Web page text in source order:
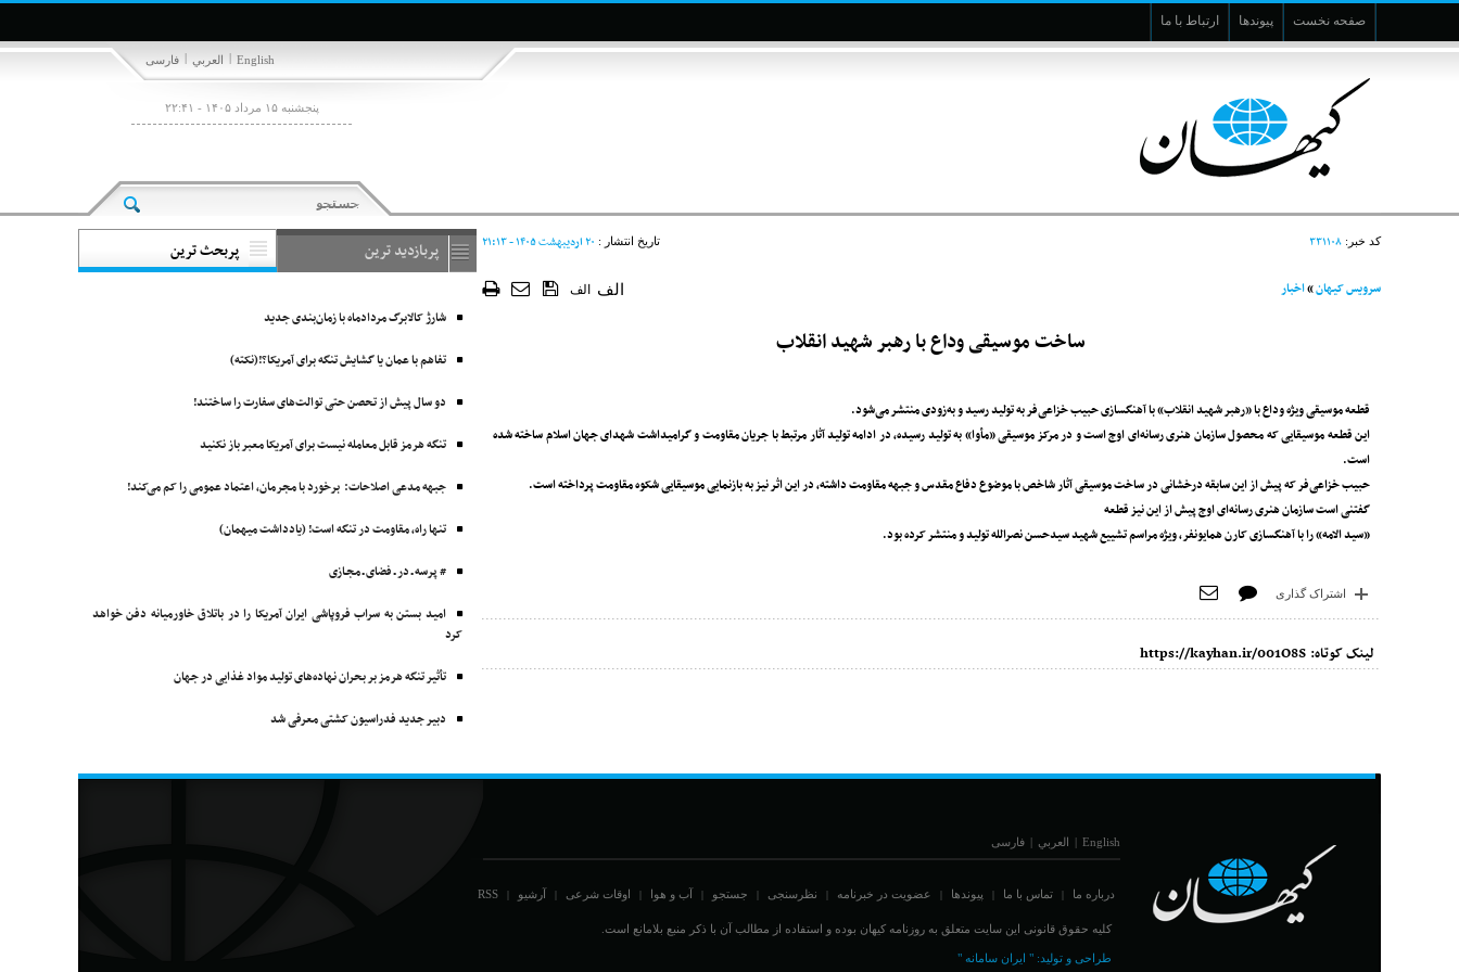
صفحه نخست پیوندها ارتباط با ما
فارسی | العربي | English
پنجشنبه ۱۵ مرداد ۱۴۰۵ - ۲۲:۴۱
کد خبر: ۳۳۱۱۰۸ تاریخ انتشار : ۲۰ ارديبهشت ۱۴۰۵ - ۲۱:۱۳
سرویس کیهان»اخبار الف الف
ساخت موسیقی وداع با رهبر شهید انقلاب
قطعه موسیقی ویژه وداع با «رهبر شهید انقلاب» با آهنگسازی حبیب خزاعی‌فر به تولید رسید و به‌زودی منتشر می‌شود.
این قطعه موسیقایی که محصول سازمان هنری رسانه‌ای اوج است و در مرکز موسیقی «مأوا» به تولید رسیده، در ادامه تولید آثار مرتبط با جریان مقاومت و گرامیداشت شهدای جهان اسلام ساخته شده
است.
حبیب خزاعی‌فر که پیش از این سابقه درخشانی در ساخت موسیقی آثار شاخص با موضوع دفاع مقدس و جبهه مقاومت داشته، در این اثر نیز به بازنمایی موسیقایی شکوه مقاومت پرداخته است.
گفتنی است سازمان هنری رسانه‌ای اوج پیش از این نیز قطعه
«سید الامه» را با آهنگسازی کارن همایونفر، ویژه مراسم تشییع شهید سیدحسن نصرالله تولید و منتشر کرده بود.
اشتراک گذاری
لینک کوتاه: https://kayhan.ir/001O8S
پربازدید ترین پربحث ترین
شارژ کالابرگ مردادماه با زمان‌بندی جدید
تفاهم با عمان یا گشایش تنگه برای آمریکا؟!(نکته)
دو سال پیش از تحصن حتی توالت‌های سفارت را ساختند!
تنگه هرمز قابل معامله نیست برای آمریکا معبر باز نکنید
جبهه مدعی اصلاحات: برخورد با مجرمان، اعتماد عمومی را کم می‌کند!
تنها راه، مقاومت در تنگه است! (یادداشت میهمان)
# پرسه ـ در ـ فضای ـ مجـازی
امید بستن به سراب فروپاشی ایران آمریکا را در باتلاق خاورمیانه دفن خواهد
کرد
تأثیر تنگه هرمز بر بحران نهاده‌های تولید مواد غذایی در جهان
دبیر جدید فدراسیون کشتی معرفی شد
English
| العربي | فارسی
درباره ما | تماس با ما | پیوندها | عضویت در خبرنامه | نظرسنجی | جستجو | آب و هوا | اوقات شرعی | آرشیو |
RSS
کلیه حقوق قانونی این سایت متعلق به روزنامه کیهان بوده و استفاده از مطالب آن با ذکر منبع بلامانع است.
طراحی و تولید: " ایران سامانه "